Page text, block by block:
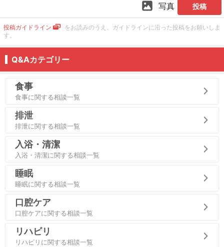
写真 投稿
投稿ガイドライン
をお読みのうえ、ガイドラインに沿った投稿をお願いしま
す。
Q&Aカテゴリー
食事
食事に関する相談一覧
排泄
排泄に関する相談一覧
入浴・清潔
入浴・清潔に関する相談一覧
睡眠
睡眠に関する相談一覧
口腔ケア
口腔ケアに関する相談一覧
リハビリ
リハビリに関する相談一覧